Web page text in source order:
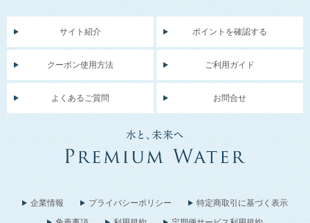
サイト紹介 ポイントを確認する
クーポン使用方法 ご利用ガイド
よくあるご質問 お問合せ
企業情報 プライバシーポリシー
特定商取引に基づく表示